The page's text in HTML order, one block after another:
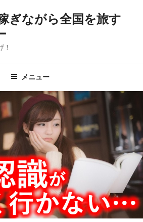
ぎながら全国を旅す
！
メニュー